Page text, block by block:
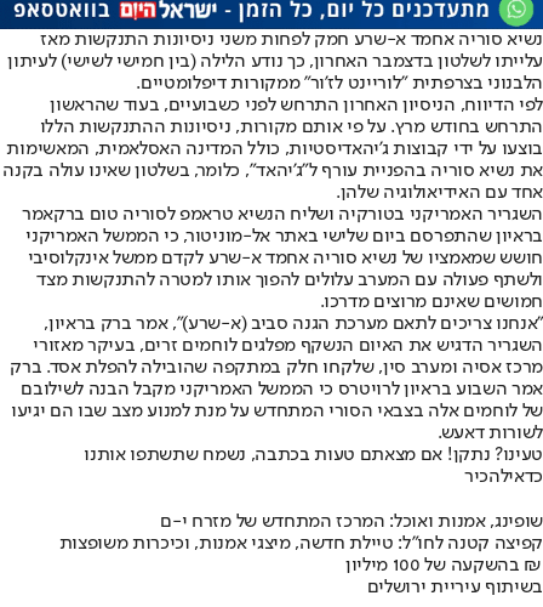
נשיא סוריה אחמד א-שרע חמק לפחות משני ניסיונות התנקשות מאז
עלייתו לשלטון בדצמבר האחרון, כך נודע הלילה (בין חמישי לשישי) לעיתון
הלבנוני בצרפתית "לוריינט לז'ור" ממקורות דיפלומטיים.
לפי הדיווח, הניסיון האחרון התרחש לפני כשבועיים, בעוד שהראשון
התרחש בחודש מרץ. על פי אותם מקורות, ניסיונות ההתנקשות הללו
בוצעו על ידי קבוצות ג'יהאדיסטיות, כולל המדינה האסלאמית, המאשימות
את נשיא סוריה בהפניית עורף ל"ג'יהאד", כלומר, בשלטון שאינו עולה בקנה
אחד עם האידיאולוגיה שלהן.
השגריר האמריקני בטורקיה ושליח הנשיא טראמפ לסוריה טום ברקאמר
בראיון שהתפרסם ביום שלישי באתר אל-מוניטור, כי הממשל האמריקני
חושש שמאמציו של נשיא סוריה אחמד א-שרע לקדם ממשל אינקלוסיבי
ולשתף פעולה עם המערב עלולים להפוך אותו למטרה להתנקשות מצד
חמושים שאינם מרוצים מדרכו.
״אנחנו צריכים לתאם מערכת הגנה סביב (א-שרע)״, אמר ברק בראיון,
השגריר הדגיש את האיום הנשקף מפלגים לוחמים זרים, בעיקר מאזורי
מרכז אסיה ומערב סין, שלקחו חלק במתקפה שהובילה להפלת אסד. ברק
אמר השבוע בראיון לרויטרס כי הממשל האמריקני מקבל הבנה לשילובם
של לוחמים אלה בצבאי הסורי המתחדש על מנת למנוע מצב שבו הם יגיעו
לשורות דאעש.
טעינו? נתקן! אם מצאתם טעות בכתבה, נשמח שתשתפו אותנו
כדאילהכיר
שופינג, אמנות ואוכל: המרכז המתחדש של מזרח י-ם
קפיצה קטנה לחו"ל: טיילת חדשה, מיצגי אמנות, וכיכרות משופצות
בהשקעה של 100 מיליון ₪
בשיתוף עיריית ירושלים